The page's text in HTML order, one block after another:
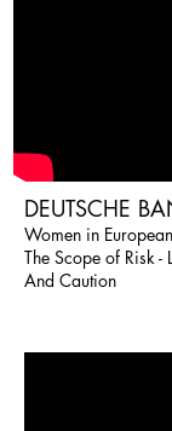
DEUTSCHE
Women in
The Scope of Risk -
And Caution